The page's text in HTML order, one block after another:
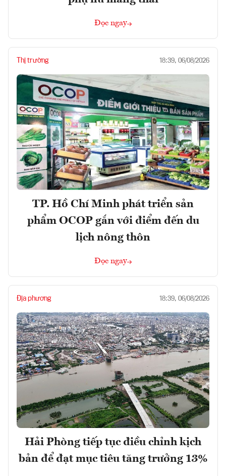
Đọc ngay
Thị trường 18:39, 06/08/2026
TP. Hồ Chí Minh phát triển sản
phẩm OCOP gắn với điểm đến du
lịch nông thôn
Đọc ngay
Địa phương 18:39, 06/08/2026
Hải Phòng tiếp tục điều chỉnh kịch
bản để đạt mục tiêu tăng trưởng 13%